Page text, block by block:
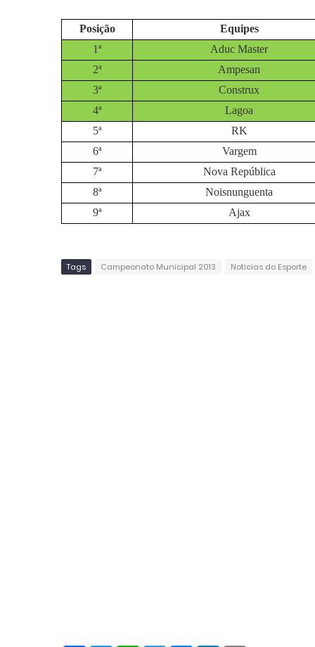
Posição Equipes
1ª
Aduc Master
2ª
Ampesan
3ª
Construx
4ª
Lagoa
5ª
RK
6ª
Vargem
7ª
Nova República
8ª
Noisnunguenta
9ª
Ajax
Tags Campeonato Municipal 2013 Noticias do Esporte